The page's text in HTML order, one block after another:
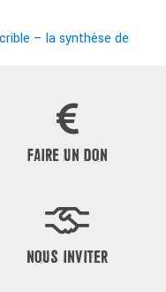
– la synthèse de
FAIRE UN DON
NOUS INVITER